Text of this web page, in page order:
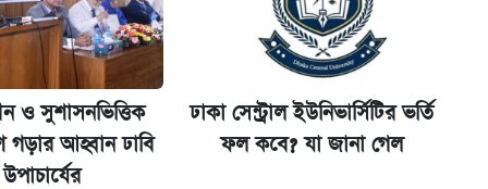
ও সুশাসনভিত্তিক
গড়ার আহ্বান ঢাবি
উপাচার্যের
ঢাকা সেন্ট্রাল ইউনিভার্সিটির ভর্তি
ফল কবে? যা জানা গেল